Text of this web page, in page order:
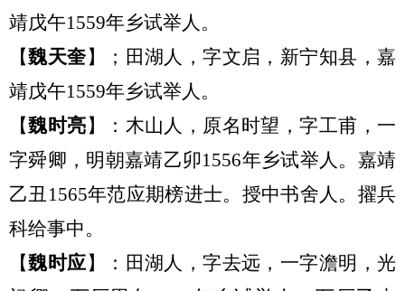
靖戊午1559年乡试举人。
【魏天奎】；田湖 人，字文启，新宁知县 ，嘉
靖戊午1559年乡试举人。
【魏时亮】： 木山 人 ， 原名时望，字工甫，一
字舜卿， 明朝嘉靖乙卯1556年乡试举人。 嘉靖
乙丑1565年范应期榜进士。 授中书舍人。擢兵
科给事中。
【魏时应】：田湖 人，字去远，一字澹明 ，光